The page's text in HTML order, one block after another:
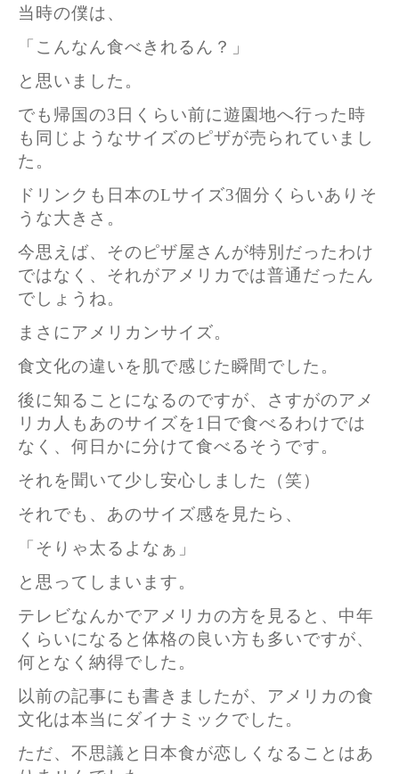
当時の僕は、
「こんなん食べきれるん？」
と思いました。
でも帰国の3日くらい前に遊園地へ行った時
も同じようなサイズのピザが売られていまし
た。
ドリンクも日本のLサイズ3個分くらいありそ
うな大きさ。
今思えば、そのピザ屋さんが特別だったわけ
ではなく、それがアメリカでは普通だったん
でしょうね。
まさにアメリカンサイズ。
食文化の違いを肌で感じた瞬間でした。
後に知ることになるのですが、さすがのアメ
リカ人もあのサイズを1日で食べるわけでは
なく、何日かに分けて食べるそうです。
それを聞いて少し安心しました（笑）
それでも、あのサイズ感を見たら、
「そりゃ太るよなぁ」
と思ってしまいます。
テレビなんかでアメリカの方を見ると、中年
くらいになると体格の良い方も多いですが、
何となく納得でした。
以前の記事にも書きましたが、アメリカの食
文化は本当にダイナミックでした。
ただ、不思議と日本食が恋しくなることはあ